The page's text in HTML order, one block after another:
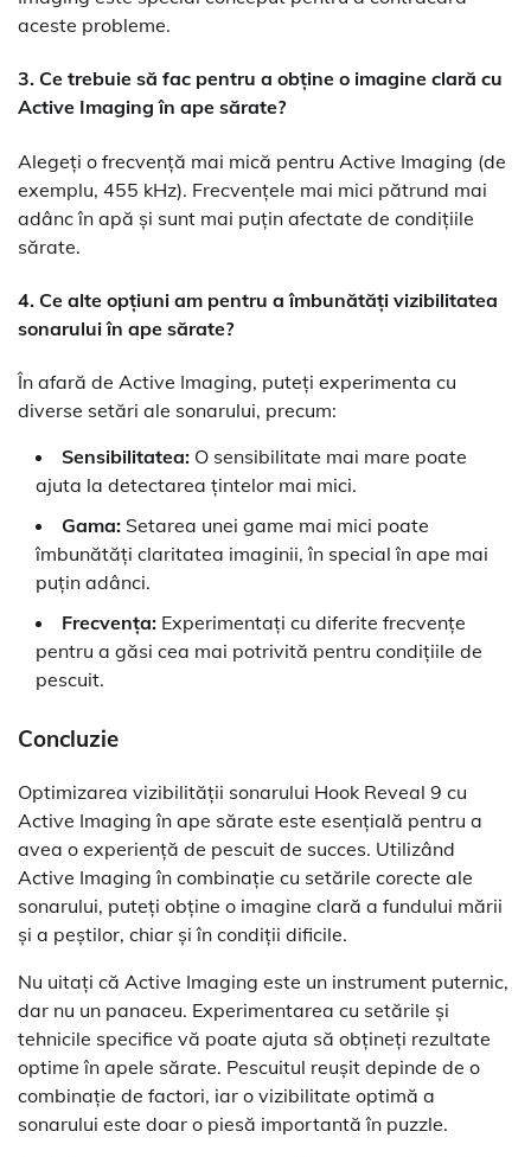
aceste probleme.
3. Ce trebuie să fac pentru a obține o imagine clară cu
Active Imaging în ape sărate?
Alegeți o frecvență mai mică pentru Active Imaging (de
exemplu, 455 kHz). Frecvențele mai mici pătrund mai
adânc în apă și sunt mai puțin afectate de condițiile
sărate.
4. Ce alte opțiuni am pentru a îmbunătăți vizibilitatea
sonarului în ape sărate?
În afară de Active Imaging, puteți experimenta cu
diverse setări ale sonarului, precum:
Sensibilitatea: O sensibilitate mai mare poate
ajuta la detectarea țintelor mai mici.
Gama: Setarea unei game mai mici poate
îmbunătăți claritatea imaginii, în special în ape mai
puțin adânci.
Frecvența: Experimentați cu diferite frecvențe
pentru a găsi cea mai potrivită pentru condițiile de
pescuit.
Concluzie
Optimizarea vizibilității sonarului Hook Reveal 9 cu
Active Imaging în ape sărate este esențială pentru a
avea o experiență de pescuit de succes. Utilizând
Active Imaging în combinație cu setările corecte ale
sonarului, puteți obține o imagine clară a fundului mării
și a peștilor, chiar și în condiții dificile.
Nu uitați că Active Imaging este un instrument puternic,
dar nu un panaceu. Experimentarea cu setările și
tehnicile specifice vă poate ajuta să obțineți rezultate
optime în apele sărate. Pescuitul reușit depinde de o
combinație de factori, iar o vizibilitate optimă a
sonarului este doar o piesă importantă în puzzle.